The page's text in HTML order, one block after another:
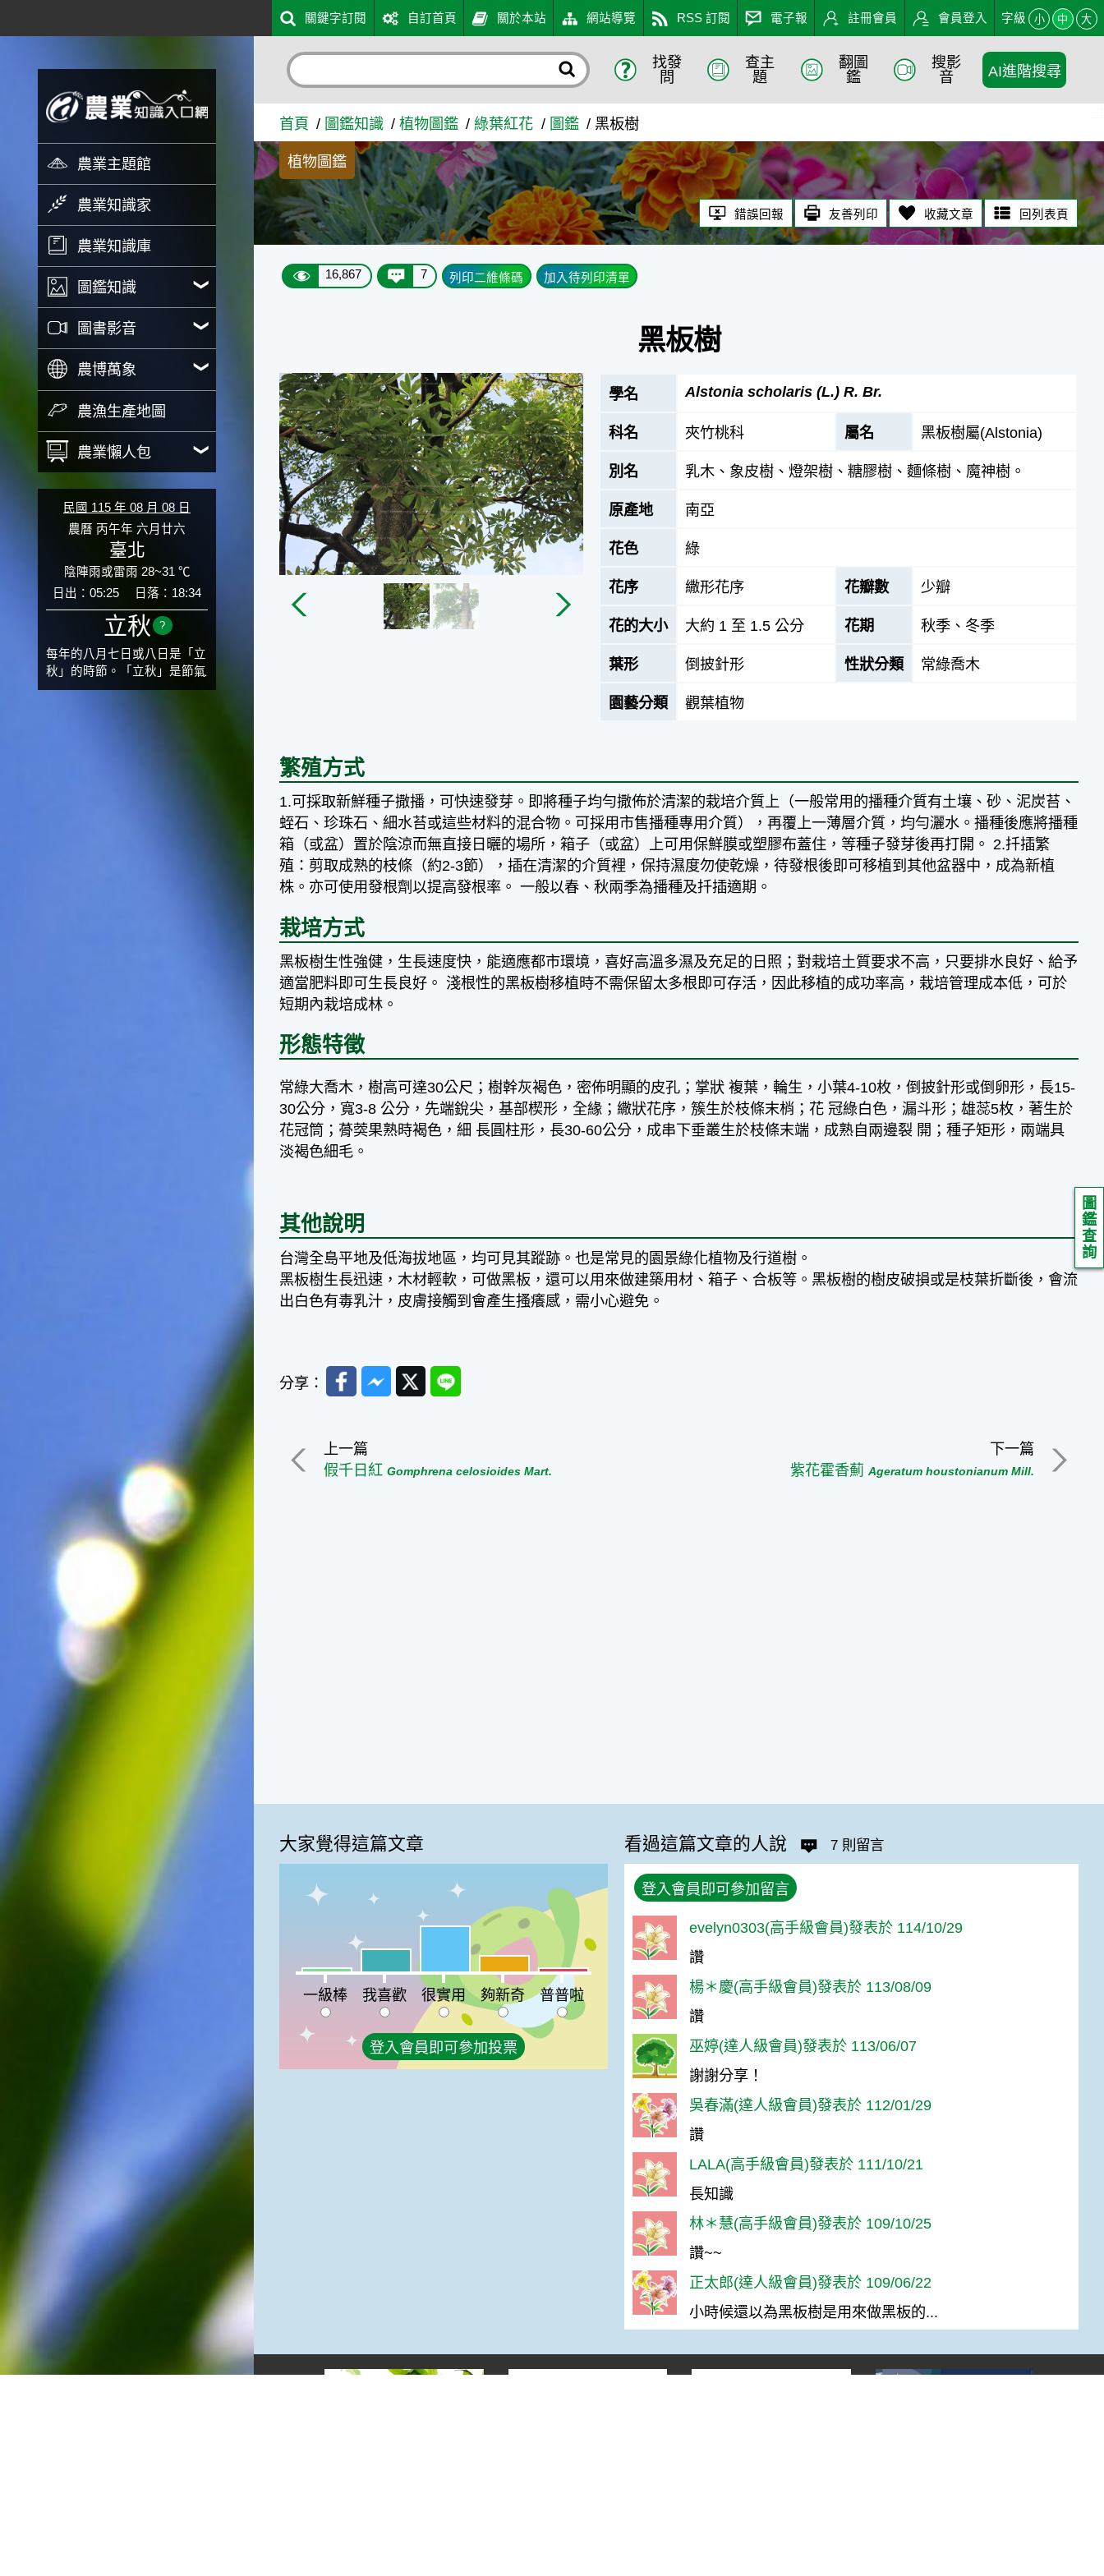
黑板樹 - 農業知識入口網
農業主題館
農業知識家
農業知識庫
圖鑑知識
圖書影音
農博萬象
農漁生產地圖
農業懶人包
民國 115 年 08 月 08 日
農曆 丙午年 六月廿六
臺北
陰陣雨或雷雨 28~31 ℃
日出：05:25
日落：18:34
立秋 ?
每年的八月七日或八日是「立
秋」的時節。「立秋」是節氣
邁入秋涼的先聲，表示酷熱難
相信平日辛勞的爸爸知道你的
◎節氣俗諺1.「雷打秋，年冬
高地半收，低地水漂流」這句
俗諺的意思是：立秋這一天如
果打雷，對二期水稻的收成會
有不好的影響。所以對農夫而
言，立秋日是十分忌諱打雷的
喔！2.「六月秋，快溜溜；七
月秋，秋後油」這句俗諺的意
思是：根據老一輩人的說法，
如果立秋這一天是在農曆六
月，則漁民的作業期會比較早
月，則天氣會持續穩定，今年
的捕魚季節就會比較長，而漁
民們的收入也會相對提高呢！
關鍵字訂閱 自訂首頁 關於本站 網站導覽 RSS 訂閱 電子報 註冊會員 會員登入 字級 小 中 大
找發
問
查主
題
翻圖
鑑
搜影
音
AI進階搜尋
首頁 圖鑑知識 植物圖鑑 綠葉紅花 圖鑑 黑板樹
植物圖鑑
錯誤回報 友善列印 收藏文章 回列表頁
16,867 7 列印二維條碼 加入待列印清單
圖
鑑
查
詢
黑板樹
學名 Alstonia scholaris (L.) R. Br.
科名 夾竹桃科 屬名 黑板樹屬(Alstonia)
別名 乳木、象皮樹、燈架樹、糖膠樹、麵條樹、魔神樹。
原產地 南亞
花色 綠
花序 繖形花序 花瓣數 少瓣
花的大小 大約 1 至 1.5 公分 花期 秋季、冬季
葉形 倒披針形 性狀分類 常綠喬木
園藝分類 觀葉植物
繁殖方式
1.可採取新鮮種子撒播，可快速發芽。即將種子均勻撒佈於清潔的栽培介質上（一般常用的播種介質有土壤、砂、泥炭苔、
蛭石、珍珠石、細水苔或這些材料的混合物。可採用市售播種專用介質），再覆上一薄層介質，均勻灑水。播種後應將播種
箱（或盆）置於陰涼而無直接日曬的場所，箱子（或盆）上可用保鮮膜或塑膠布蓋住，等種子發芽後再打開。 2.扦插繁
殖：剪取成熟的枝條（約2-3節），插在清潔的介質裡，保持濕度勿使乾燥，待發根後即可移植到其他盆器中，成為新植
株。亦可使用發根劑以提高發根率。 一般以春、秋兩季為播種及扦插適期。
栽培方式
黑板樹生性強健，生長速度快，能適應都市環境，喜好高溫多濕及充足的日照；對栽培土質要求不高，只要排水良好、給予
適當肥料即可生長良好。 淺根性的黑板樹移植時不需保留太多根即可存活，因此移植的成功率高，栽培管理成本低，可於
短期內栽培成林。
形態特徵
常綠大喬木，樹高可達30公尺；樹幹灰褐色，密佈明顯的皮孔；掌狀 複葉，輪生，小葉4-10枚，倒披針形或倒卵形，長15-
30公分，寬3-8 公分，先端銳尖，基部楔形，全緣；繖狀花序，簇生於枝條末梢；花 冠綠白色，漏斗形；雄蕊5枚，著生於
花冠筒；蓇葖果熟時褐色，細 長圓柱形，長30-60公分，成串下垂叢生於枝條末端，成熟自兩邊裂 開；種子矩形，兩端具
淡褐色細毛。
其他說明
台灣全島平地及低海拔地區，均可見其蹤跡。也是常見的園景綠化植物及行道樹。
黑板樹生長迅速，木材輕軟，可做黑板，還可以用來做建築用材、箱子、合板等。黑板樹的樹皮破損或是枝葉折斷後，會流
出白色有毒乳汁，皮膚接觸到會產生搔癢感，需小心避免。
分享：
FacebookMessenger
TwitterLine
上一篇
假千日紅Gomphrena celosioides Mart.
下一篇
紫花霍香薊 Ageratum houstonianum Mill.
大家覺得這篇文章
一級棒:4%
我喜歡:25%
夠新奇:18%
普普啦:4%
一級棒
我喜歡 很實用 夠新奇 普普啦
登入會員即可參加投票
看過這篇文章的人說 7 則留言
登入會員即可參加留言
evelyn0303(高手級會員)發表於 114/10/29
讚
楊＊慶(高手級會員)發表於 113/08/09
讚
巫婷(達人級會員)發表於 113/06/07
謝謝分享！
吳春滿(達人級會員)發表於 112/01/29
讚
LALA(高手級會員)發表於 111/10/21
長知識
林＊慧(高手級會員)發表於 109/10/25
讚~~
正太郎(達人級會員)發表於 109/06/22
小時候還以為黑板樹是用來做黑板的...